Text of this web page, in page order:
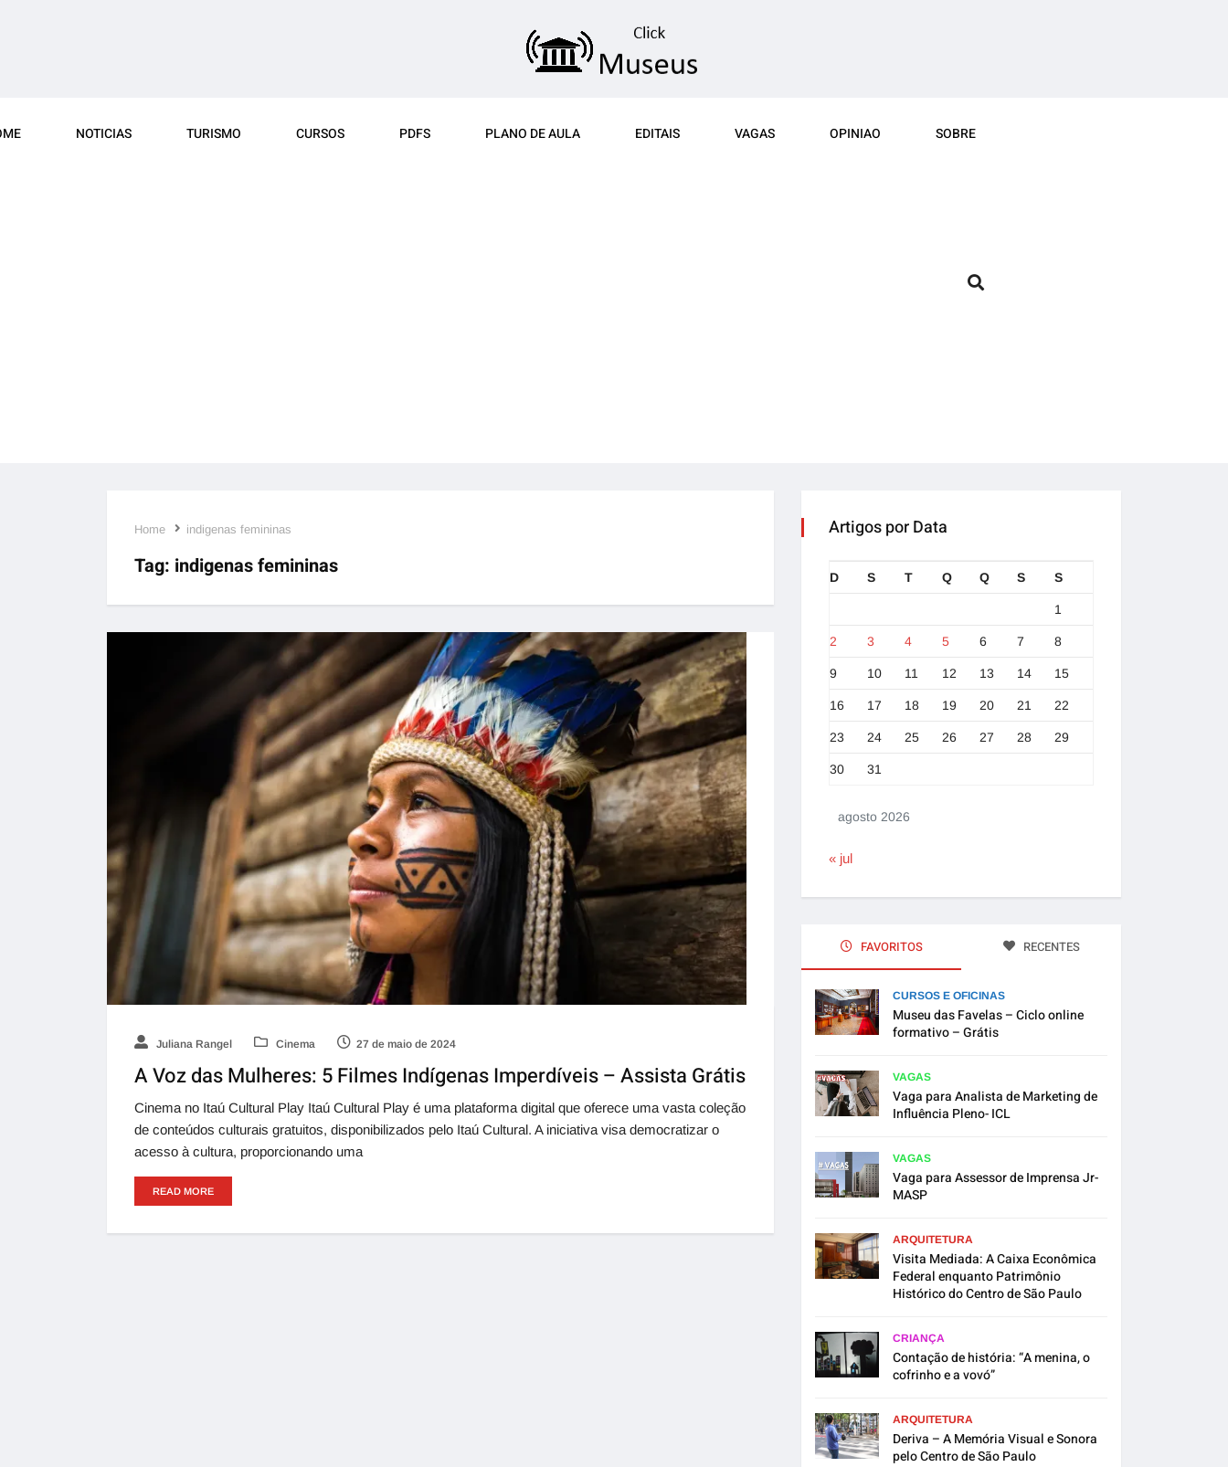
NOTICIAS TURISMO CURSOS PDFS PLANO DE AULA EDITAIS VAGAS OPINIAO SOBRE
Home indigenas femininas
Tag: indigenas femininas
Juliana Rangel Cinema 27 de maio de 2024
A Voz das Mulheres: 5 Filmes Indígenas Imperdíveis – Assista Grátis
Cinema no Itaú Cultural Play Itaú Cultural Play é uma plataforma digital que oferece uma vasta coleção
de conteúdos culturais gratuitos, disponibilizados pelo Itaú Cultural. A iniciativa visa democratizar o
acesso à cultura, proporcionando uma
READ MORE
Artigos por Data
agosto 2026
D S T Q Q S S
1
2 3 4 5 6 7 8
9 10 11 12 13 14 15
16 17 18 19 20 21 22
23 24 25 26 27 28 29
30 31
« jul
FAVORITOS RECENTES
CURSOS E OFICINAS
Museu das Favelas – Ciclo online
formativo – Grátis
VAGAS
Vaga para Analista de Marketing de
Influência Pleno- ICL
VAGAS
Vaga para Assessor de Imprensa Jr-
MASP
ARQUITETURA
Visita Mediada: A Caixa Econômica
Federal enquanto Patrimônio
Histórico do Centro de São Paulo
CRIANÇA
Contação de história: “A menina, o
cofrinho e a vovó”
ARQUITETURA
Deriva – A Memória Visual e Sonora
pelo Centro de São Paulo